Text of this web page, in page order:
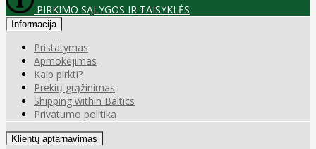
PIRKIMO SĄLYGOS IR TAISYKLĖS
Informacija
Pristatymas
Apmokėjimas
Kaip pirkti?
Prekių grąžinimas
Shipping within Baltics
Privatumo politika
Klientų aptarnavimas